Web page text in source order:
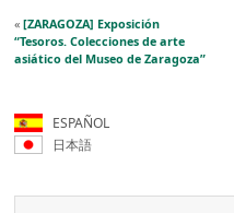
«[ZARAGOZA] Exposición
“Tesoros. Colecciones de arte
asiático del Museo de Zaragoza”
ESPAÑOL
日本語